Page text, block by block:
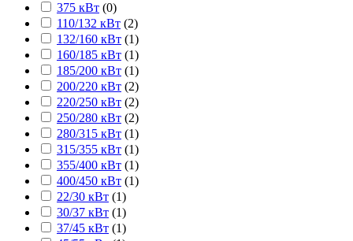
375 кВт (0)
110/132 кВт (2)
132/160 кВт (1)
160/185 кВт (1)
185/200 кВт (1)
200/220 кВт (2)
220/250 кВт (2)
250/280 кВт (2)
280/315 кВт (1)
315/355 кВт (1)
355/400 кВт (1)
400/450 кВт (1)
22/30 кВт (1)
30/37 кВт (1)
37/45 кВт (1)